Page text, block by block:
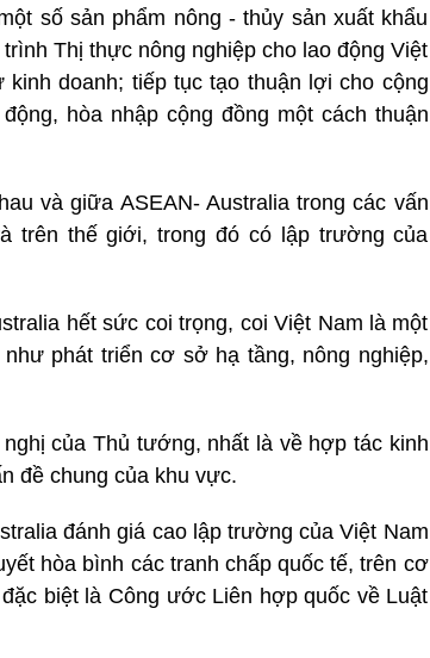
số sản phẩm nông - thủy sản xuất khẩu
Thị thực nông nghiệp cho lao động Việt
doanh; tiếp tục tạo thuận lợi cho cộng
hòa nhập cộng đồng một cách thuận
và giữa ASEAN- Australia trong các vấn
trên thế giới, trong đó có lập trường của
hết sức coi trọng, coi Việt Nam là một
phát triển cơ sở hạ tầng, nông nghiệp,
của Thủ tướng, nhất là về hợp tác kinh
đề chung của khu vực.
đánh giá cao lập trường của Việt Nam
hòa bình các tranh chấp quốc tế, trên cơ
biệt là Công ước Liên hợp quốc về Luật